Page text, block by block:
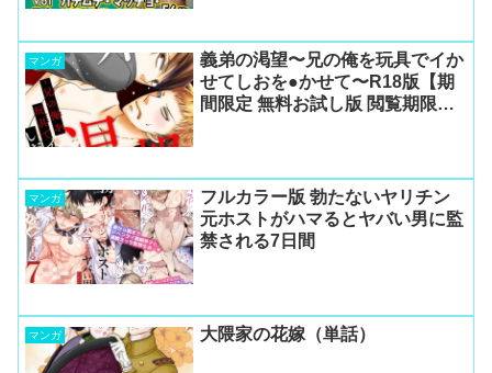
マンガ
義弟の渇望〜兄の俺を玩具でイか
せてしおを●かせて〜R18版【期
間限定 無料お試し版 閲覧期限
マンガ
フルカラー版 勃たないヤリチン
元ホストがハマるとヤバい男に監
禁される7日間
マンガ 大隈家の花嫁（単話）